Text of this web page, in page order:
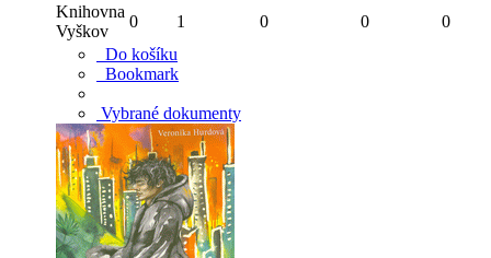
Knihovna
Vyškov
0 1 0 0
0
Do košíku
Bookmark
Vybrané dokumenty